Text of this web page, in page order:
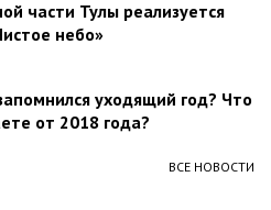
части Тулы реализуется
небо»
уходящий год? Что
от 2018 года?
ВСЕ НОВОСТИ